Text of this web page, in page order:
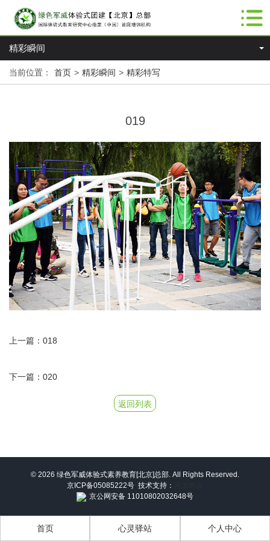
精彩瞬间
当前位置： 首页 > 精彩瞬间 > 精彩特写
019
上一篇：018
下一篇：020
返回列表
© 2026 绿色军威体验式素养教育[北京]总部. All Rights Reserved.
京ICP备05085222号 技术支持：
京公网安备 11010802032648号
首页 心灵驿站 个人中心